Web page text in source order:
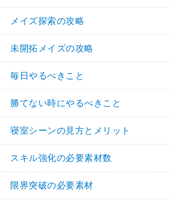
メイズ探索の攻略
未開拓メイズの攻略
毎日やるべきこと
勝てない時にやるべきこと
寝室シーンの見方とメリット
スキル強化の必要素材数
限界突破の必要素材